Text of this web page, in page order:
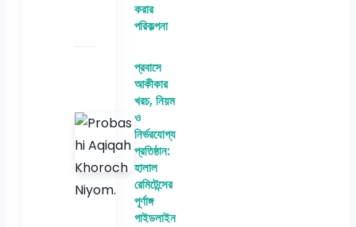
করার
পরিকল্পনা
প্রবাসে
আকীকার
খরচ, নিয়ম
ও
নির্ভরযোগ্য
প্রতিষ্ঠান:
হালাল
রেমিটেন্সের
পূর্ণাঙ্গ
গাইডলাইন